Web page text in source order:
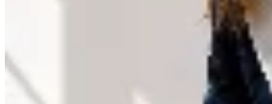
$ 9.490